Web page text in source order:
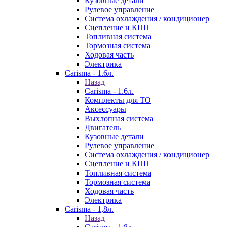
Рулевое управление
Система охлаждения / кондиционер
Сцепление и КПП
Топливная система
Тормозная система
Ходовая часть
Электрика
Carisma - 1.6л.
Назад
Carisma - 1.6л.
Комплекты для ТО
Аксессуары
Выхлопная система
Двигатель
Кузовные детали
Рулевое управление
Система охлаждения / кондиционер
Сцепление и КПП
Топливная система
Тормозная система
Ходовая часть
Электрика
Carisma - 1,8л.
Назад